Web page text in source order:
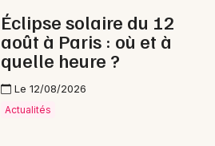
Éclipse solaire du 12
août à Paris : où et à
quelle heure ?
Le 12/08/2026
Actualités